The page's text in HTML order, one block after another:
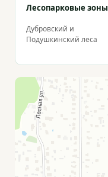
Лесопарковые зоны
Дубровский и
Подушкинский леса